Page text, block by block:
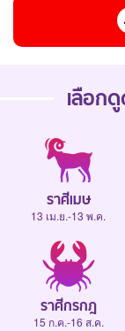
เลือกดู
ราศีเมษ
13 เม.ย.-13 พ.ค.
ราศีกรกฎ
15 ก.ค.-16 ส.ค.